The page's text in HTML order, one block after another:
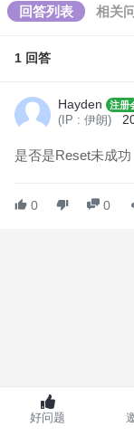
回答列表 相关
1 回答
Hayden 注册
(IP : 伊朗)
是否是Reset未成
0 0
好问题